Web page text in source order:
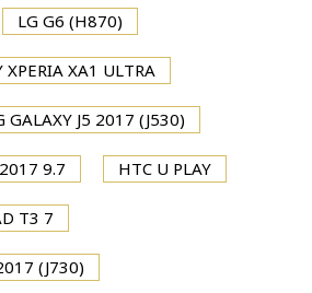
LG G6 (H870)
XPERIA XA1 ULTRA
GALAXY J5 2017 (J530)
9.7 HTC U PLAY
T3 7
(J730)